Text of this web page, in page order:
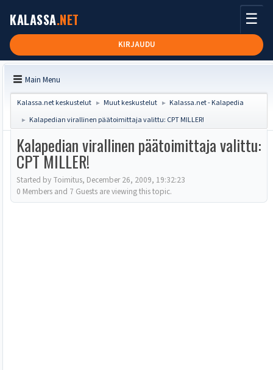
KALASSA.NET
KIRJAUDU
☰
Main Menu
Kalassa.net keskustelut ► Muut keskustelut ► Kalassa.net - Kalapedia
► Kalapedian virallinen päätoimittaja valittu: CPT MILLER!
Kalapedian virallinen päätoimittaja valittu:
CPT MILLER!
Started by Toimitus, December 26, 2009, 19:32:23
0 Members and 7 Guests are viewing this topic.